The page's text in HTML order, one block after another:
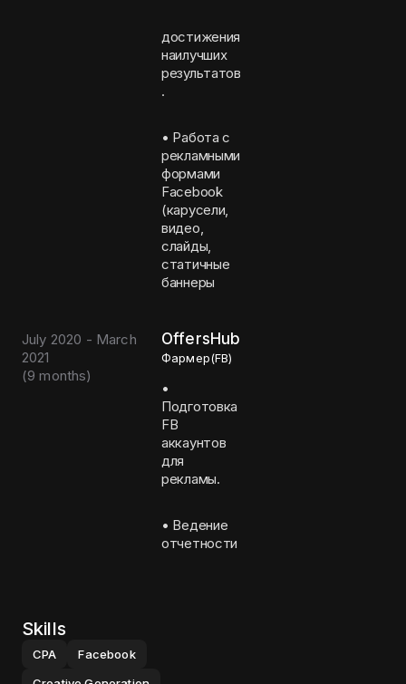
достижения
наилучших
результатов
.
• Работа с
рекламными
формами
Facebook
(карусели,
видео,
слайды,
статичные
баннеры
July 2020 - March
2021
(9 months)
OffersHub
Фармер(FB)
•
Подготовка
FB
аккаунтов
для
рекламы.
• Ведение
отчетности
Skills
CPA
Facebook